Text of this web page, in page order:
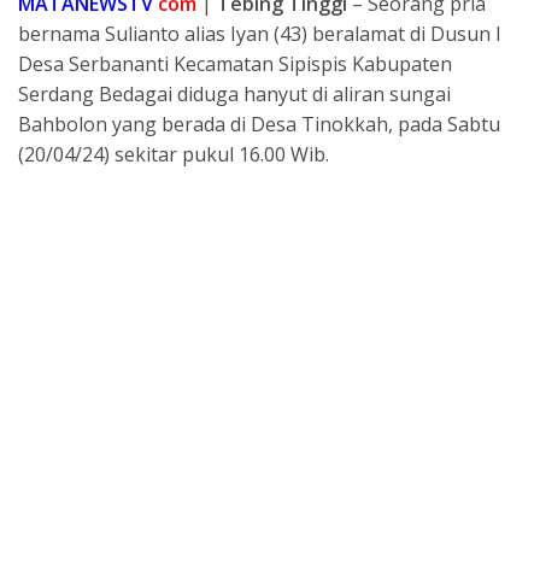
p
p
a
d
s
e
g
r
a
m
a
r
e
bernama Sulianto alias Iyan (43) beralamat di Dusun I
Desa Serbananti Kecamatan Sipispis Kabupaten
Serdang Bedagai diduga hanyut di aliran sungai
Bahbolon yang berada di Desa Tinokkah, pada Sabtu
(20/04/24) sekitar pukul 16.00 Wib.